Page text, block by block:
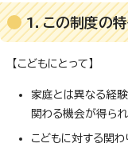
1．この制度の
【こどもにとって】
家庭とは異なる経
関わる機会が得られ
こどもに対する関